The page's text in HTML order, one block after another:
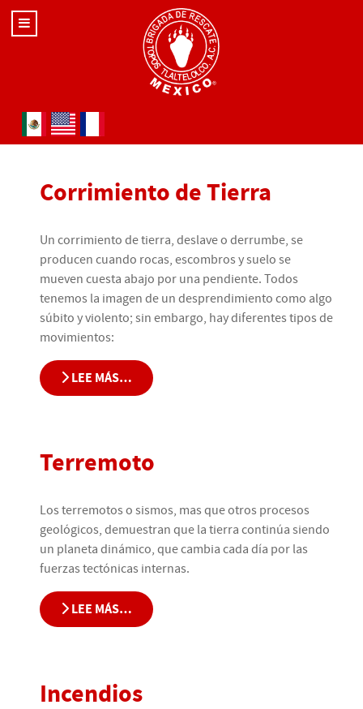
Seleccione su idioma
Corrimiento de Tierra
Un corrimiento de tierra, deslave o derrumbe, se
producen cuando rocas, escombros y suelo se
mueven cuesta abajo por una pendiente. Todos
tenemos la imagen de un desprendimiento como algo
súbito y violento; sin embargo, hay diferentes tipos de
movimientos:
LEE MÁS…
Terremoto
Los terremotos o sismos, mas que otros procesos
geológicos, demuestran que la tierra continúa siendo
un planeta dinámico, que cambia cada día por las
fuerzas tectónicas internas.
LEE MÁS…
Incendios